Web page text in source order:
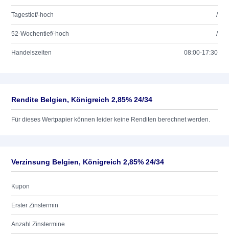
Tagestief/-hoch /
52-Wochentief/-hoch /
Handelszeiten 08:00-17:30
Rendite Belgien, Königreich 2,85% 24/34
Für dieses Wertpapier können leider keine Renditen berechnet werden.
Verzinsung Belgien, Königreich 2,85% 24/34
Kupon
Erster Zinstermin
Anzahl Zinstermine